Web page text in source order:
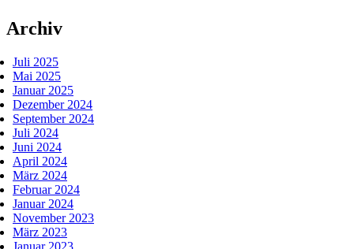
Archiv
Juli 2025
Mai 2025
Januar 2025
Dezember 2024
September 2024
Juli 2024
Juni 2024
April 2024
März 2024
Februar 2024
Januar 2024
November 2023
März 2023